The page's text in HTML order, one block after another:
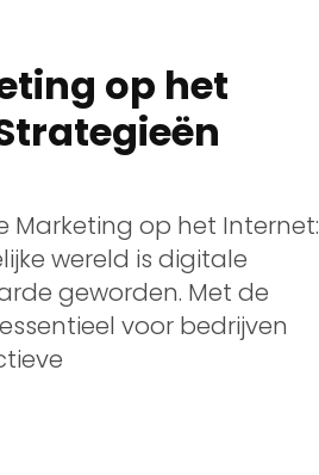
op het
Marketing op het Internet:
wereld is digitale
geworden. Met de
voor bedrijven